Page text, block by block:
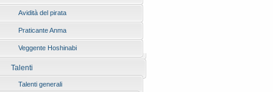
Avidità del pirata
Praticante Anma
Veggente Hoshinabi
Talenti
Talenti generali